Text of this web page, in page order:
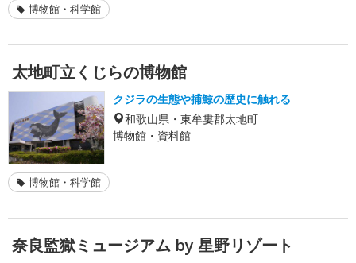
博物館・科学館
太地町立くじらの博物館
クジラの生態や捕鯨の歴史に触れる
和歌山県・東牟婁郡太地町
博物館・資料館
博物館・科学館
奈良監獄ミュージアム by 星野リゾート